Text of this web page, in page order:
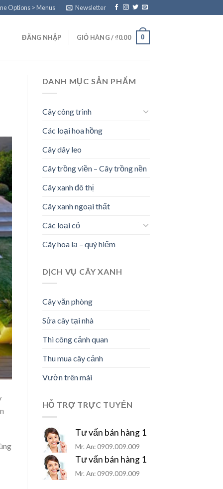
Options > Menus Newsletter
ĐĂNG NHẬP GIỎ HÀNG / ₫0.00 0
DANH MỤC SẢN PHẨM
Cây công trình
Các loại hoa hồng
Cây dây leo
Cây trồng viền – Cây trồng nền
Cây xanh đô thị
Cây xanh ngoại thất
Các loại cỏ
Cây hoa lạ – quý hiếm
DỊCH VỤ CÂY XANH
Cây văn phòng
Sửa cây tại nhà
Thi công cảnh quan
Thu mua cây cảnh
Vườn trên mái
HỖ TRỢ TRỰC TUYẾN
Tư vấn bán hàng 1
Mr. An: 0909.009.009
Tư vấn bán hàng 1
Mr. An: 0909.009.009